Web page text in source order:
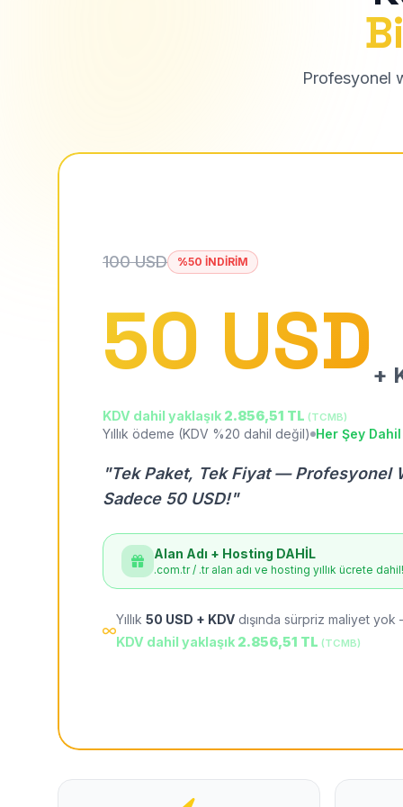
Profesyonel
100 USD %50 İNDİRİM
50 USD +
KDV dahil yaklaşık 2.856,51 TL (TCMB)
Yıllık ödeme (KDV %20 dahil değil) Her Şey Dahil
"Tek Paket, Tek Fiyat — Profesyonel
Sadece 50 USD!"
Alan Adı + Hosting DAHİL
.com.tr / .tr alan adı ve hosting yıllık ücrete dahil!
Yıllık 50 USD + KDV dışında sürpriz maliyet
KDV dahil yaklaşık 2.856,51 TL (TCMB)